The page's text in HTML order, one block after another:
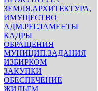
ЗЕМЛЯ,АРХИТЕКТУРА,
ИМУЩЕСТВО
АДМ.РЕГЛАМЕНТЫ
КАДРЫ
ОБРАЩЕНИЯ
МУНИЦИП.ЗАДАНИЯ
ИЗБИРКОМ
ЗАКУПКИ
ОБЕСПЕЧЕНИЕ
ЖИЛЬЕМ